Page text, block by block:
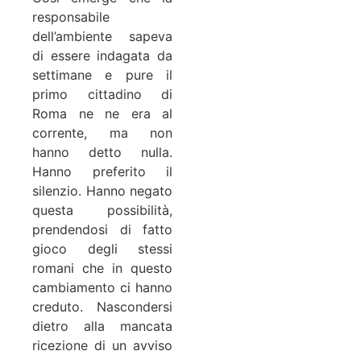
responsabile
dell’ambiente sapeva
di essere indagata da
settimane e pure il
primo cittadino di
Roma ne ne era al
corrente, ma non
hanno detto nulla.
Hanno preferito il
silenzio. Hanno negato
questa possibilità,
prendendosi di fatto
gioco degli stessi
romani che in questo
cambiamento ci hanno
creduto. Nascondersi
dietro alla mancata
ricezione di un avviso